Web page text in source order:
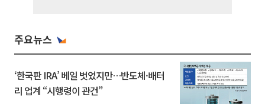
주요뉴스
‘한국판 IRA’ 베일 벗었지만…반도체·배터
리 업계 “시행령이 관건”